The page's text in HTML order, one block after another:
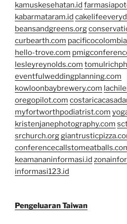
kamuskesehatan.id
kabarmataram.id
beansandgreens.org
curbearth.com
hello-trove.com
lesleyreynolds.com
eventfulweddingplanning.com
kowloonbaybrewery.com
oregopilot.com
myfortworthpodiatrist.com
kristenjanephotography.com
srchurch.org
keamananinformasi.id
informasi123.id
Pengeluaran Taiwan